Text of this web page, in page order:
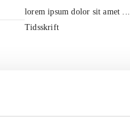
lorem ipsum dolor sit amet ...
Tidsskrift